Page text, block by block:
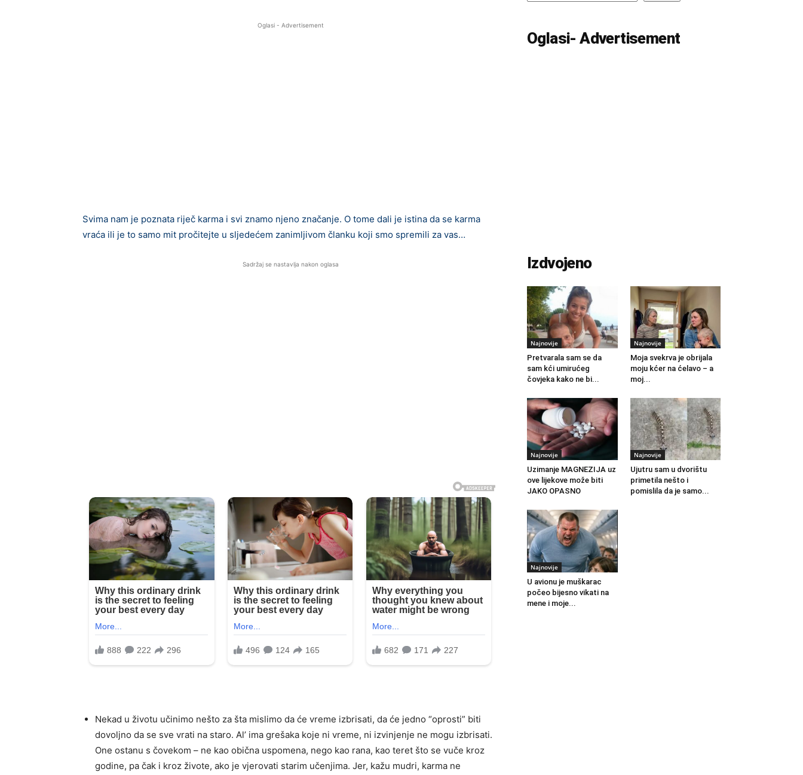
Oglasi - Advertisement
Svima nam je poznata riječ karma i svi znamo njeno značanje. O tome dali je istina da se karma
vraća ili je to samo mit pročitejte u sljedećem zanimljivom članku koji smo spremili za vas…
Sadržaj se nastavlja nakon oglasa
Nekad u životu učinimo nešto za šta mislimo da će vreme izbrisati, da će jedno “oprosti” biti
dovoljno da se sve vrati na staro. Al’ ima grešaka koje ni vreme, ni izvinjenje ne mogu izbrisati.
One ostanu s čovekom – ne kao obična uspomena, nego kao rana, kao teret što se vuče kroz
godine, pa čak i kroz živote, ako je vjerovati starim učenjima. Jer, kažu mudri, karma ne
Oglasi- Advertisement
Izdvojeno
Najnovije
Pretvarala sam se da
sam kći umirućeg
čovjeka kako ne bi...
Najnovije
Moja svekrva je obrijala
moju kćer na ćelavo – a
moj...
Najnovije
Uzimanje MAGNEZIJA uz
ove lijekove može biti
JAKO OPASNO
Najnovije
Ujutru sam u dvorištu
primetila nešto i
pomislila da je samo...
Najnovije
U avionu je muškarac
počeo bijesno vikati na
mene i moje...